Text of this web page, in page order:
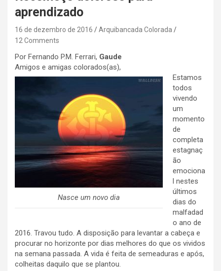
aprendizado
16 de dezembro de 2016
Arquibancada Colorada
12 Comments
Por Fernando P.M. Ferrari, Gaude
Amigos e amigas colorados(as),
Nasce um novo dia
Estamos
todos
vivendo
um
momento
de
completa
estagnaç
ão
emociona
l nestes
últimos
dias do
malfadad
o ano de
2016. Travou tudo. A disposição para levantar a cabeça e
procurar no horizonte por dias melhores do que os vividos
na semana passada. A vida é feita de semeaduras e após,
colheitas daquilo que se plantou.